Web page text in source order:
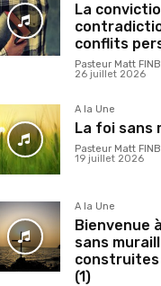
La
conflits
Pasteur Matt
26 juillet 2026
A la Une
La foi sans
Pasteur Matt
19 juillet 2026
A la Une
Bienvenue
sans
construites
(1)